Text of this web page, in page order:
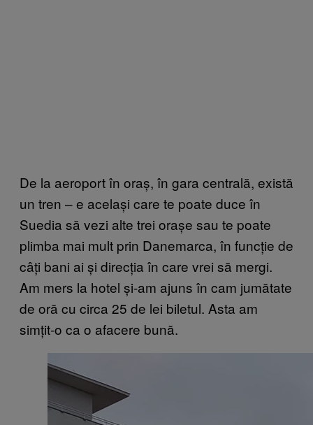
De la aeroport în oraș, în gara centrală, există
un tren – e același care te poate duce în
Suedia să vezi alte trei orașe sau te poate
plimba mai mult prin Danemarca, în funcție de
câți bani ai și direcția în care vrei să mergi.
Am mers la hotel și-am ajuns în cam jumătate
de oră cu circa 25 de lei biletul. Asta am
simțit-o ca o afacere bună.